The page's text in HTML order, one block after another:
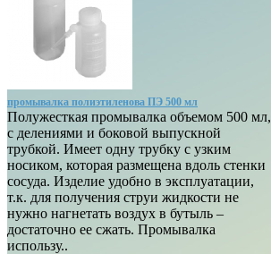
промывалка полиэтиленова ПЭ 500 мл
Полужесткая промывалка объемом 500 мл,
с делениями и боковой выпускной
трубкой. Имеет одну трубку с узким
носиком, которая размещена вдоль стенки
сосуда. Изделие удобно в эксплуатации,
т.к. для получения струи жидкости не
нужно нагнетать воздух в бутыль –
достаточно ее сжать. Промывалка
использу..